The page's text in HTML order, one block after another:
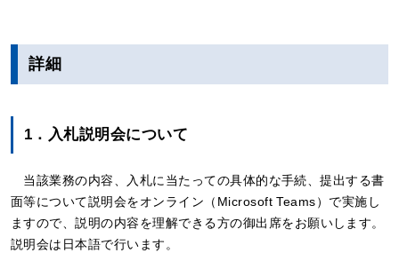
詳細
1．入札説明会について
当該業務の内容、入札に当たっての具体的な手続、提出する書
面等について説明会をオンライン（Microsoft Teams）で実施し
ますので、説明の内容を理解できる方の御出席をお願いします。
説明会は日本語で行います。